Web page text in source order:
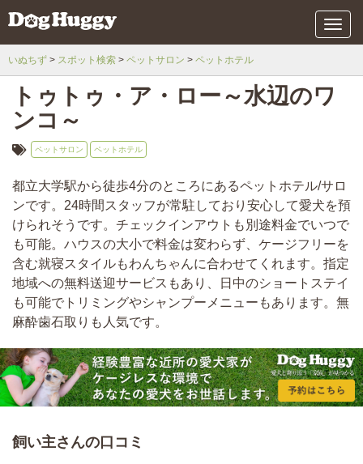
メ
ニ
いぬちず スポット検索 ペットサロン ペットホテル
トゥトゥ・ア・ロー～水辺のワ
ンコ～
ペットサロン ペットホテル
都立大学駅から徒歩4分のところにあるペットホテル/サロ
ンです。24時間スタッフが常駐しており安心して愛犬を預
けられそうです。チェックインアウトも別途料金でいつで
も可能。ハウスの大小で料金は変わらず、ケージフリーを
含む就寝スタイルもわんちゃんに合わせてくれます。指定
地域への無料送迎サービスもあり、日中のショートステイ
も可能でトリミングやシャンプーメニューもあります。無
麻酔歯石取りも人気です。
飼い主さんの口コミ